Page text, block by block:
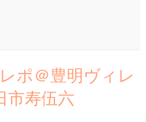
ポ＠豊明ヴィレ
市寿伍六